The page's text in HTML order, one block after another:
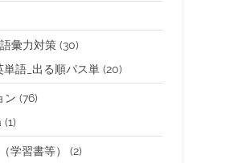
彙力対策 (30)
単語_出る順パス単 (20)
ン (76)
(1)
学習書等） (2)